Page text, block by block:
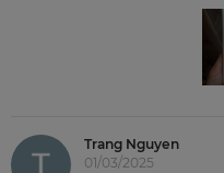
Trang Nguyen
01/03/2025